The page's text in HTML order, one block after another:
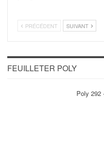
PRÉCÉDENT SUIVANT
FEUILLETER POLY
Poly 292